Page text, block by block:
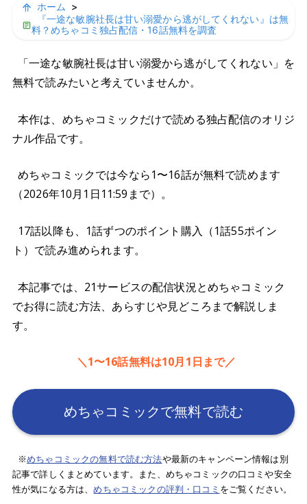
ホーム
>
『一途な敏腕社長は甘い溺愛から逃がしてくれない』は無
料？めちゃコミ独占配信・16話無料を調査
「一途な敏腕社長は甘い溺愛から逃がしてくれない」を
無料で読みたいと考えていませんか。
本作は、めちゃコミックだけで読める独占配信のオリジ
ナル作品です。
めちゃコミックでは今なら1〜16話が無料で読めます
（2026年10月1日11:59まで）。
17話以降も、1話ずつのポイント購入（1話55ポイン
ト）で読み進められます。
本記事では、21サービスの配信状況とめちゃコミック
でお得に読む方法、あらすじや見どころまで解説しま
す。
＼1〜16話無料は10月1日まで／
めちゃコミックで無料で読む
※めちゃコミックの無料で読む方法や最新のキャンペーン情報は別
記事で詳しくまとめています。また、めちゃコミックの口コミや安全
性が気になる方は、めちゃコミックの評判・口コミ をご覧ください。